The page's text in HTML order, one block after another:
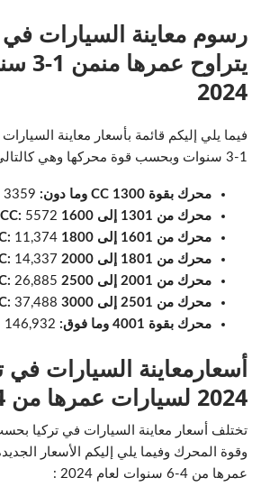
رسوم معاينة السيارات في
2024
فيما يلي إليكم قائمة بأسعار معاينة
1-3 سنوات وبحسب قوة محركها وهي كالتالي:
محرك بقوة 1300 CC وما دون:
محرك من 1301 إلى 1600 CC:
5572 ليرة تركية.
محرك من 1601 إلى 1800 CC:
11,374 ليرة تركية.
محرك من 1801 إلى 2000 CC:
14,337 ليرة تركية.
محرك من 2001 إلى 2500 CC:
26,885 ليرة تركية.
محرك من 2501 إلى 3000 CC:
37,488 ليرة تركية.
محرك بقوة 4001 وما فوق:
أسعارمعاينة السيارات في
2024 لسيارات عمرها من 4-6 سنوات
تختلف أسعار معاينة السيارات في تركيا
وقوة المحرك وفيما يلي إليكم الأسعار
عمرها من 4-6 سنوات لعام 2024 :